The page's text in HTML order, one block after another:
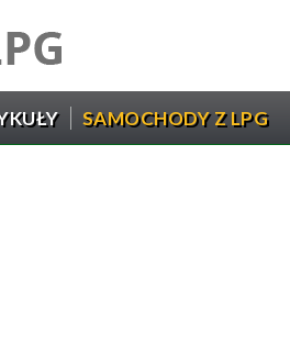
SAMOCHODY Z LPG